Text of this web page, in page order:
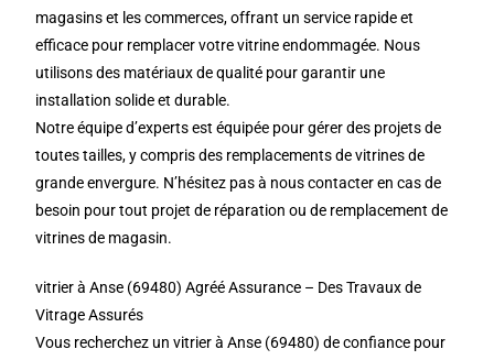
magasins et les commerces, offrant un service rapide et
efficace pour remplacer votre vitrine endommagée. Nous
utilisons des matériaux de qualité pour garantir une
installation solide et durable.
Notre équipe d’experts est équipée pour gérer des projets de
toutes tailles, y compris des remplacements de vitrines de
grande envergure. N’hésitez pas à nous contacter en cas de
besoin pour tout projet de réparation ou de remplacement de
vitrines de magasin.
vitrier à Anse (69480) Agréé Assurance – Des Travaux de
Vitrage Assurés
Vous recherchez un vitrier à Anse (69480) de confiance pour